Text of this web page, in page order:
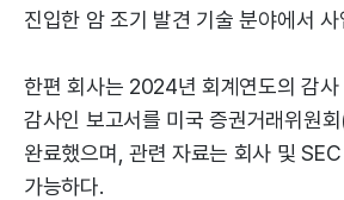
진입한 암 조기 발견 기술 분야에서
한편 회사는 2024년 회계연도의 감사
감사인 보고서를 미국 증권거래위원
완료했으며, 관련 자료는 회사 및
가능하다.